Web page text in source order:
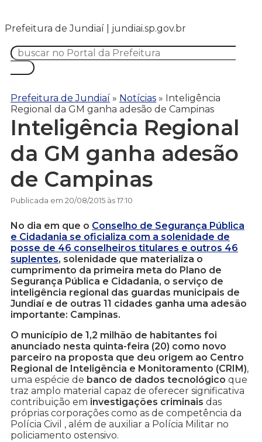
Prefeitura de Jundiaí | jundiai.sp.gov.br
Prefeitura de Jundiaí » Notícias » Inteligência
Regional da GM ganha adesão de Campinas
Inteligência Regional
da GM ganha adesão
de Campinas
Publicada em 20/08/2015 às 17:10
No dia em que o Conselho de Segurança Pública
e Cidadania se oficializa com a solenidade de
posse de 46 conselheiros titulares e outros 46
suplentes, solenidade que materializa o
cumprimento da primeira meta do Plano de
Segurança Pública e Cidadania, o serviço de
inteligência regional das guardas municipais de
Jundiaí e de outras 11 cidades ganha uma adesão
importante: Campinas.
O município de 1,2 milhão de habitantes foi
anunciado nesta quinta-feira (20) como novo
parceiro na proposta que deu origem ao Centro
Regional de Inteligência e Monitoramento (CRIM),
uma espécie de banco de dados tecnológico que
traz amplo material capaz de oferecer significativa
contribuição em investigações criminais das
próprias corporações como as de competência da
Polícia Civil , além de auxiliar a Polícia Militar no
policiamento ostensivo.